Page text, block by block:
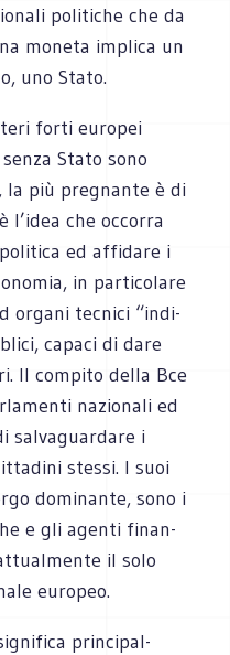
poli­ti­che che da
moneta implica un
uno Stato.
forti euro­pei
Stato sono
la più pre­gnante è di
l’idea che occorra
ed affi­dare i
in par­ti­co­lare
organi tec­nici “indi­
capaci di dare
Il com­pito della Bce
nazio­nali ed
sal­va­guar­dare i
stessi. I suoi
domi­nante, sono i
e gli agenti finan­
il solo
europeo.
prin­ci­pal­